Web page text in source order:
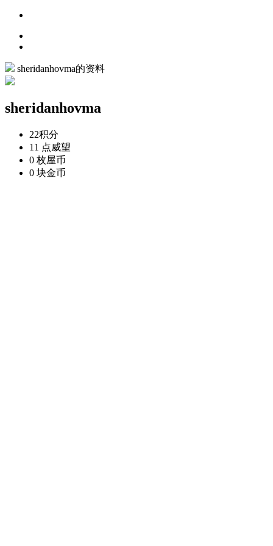
sheridanhovma的资料
sheridanhovma
22积分
11 点威望
0 枚屋币
0 块金币